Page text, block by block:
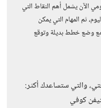
الآن يشمل أهم النقاط التي
ثم المهام التي يمكن
مع وضع خطط بديلة وتوقع
والتي ستساعدك أكثر:
كوفي